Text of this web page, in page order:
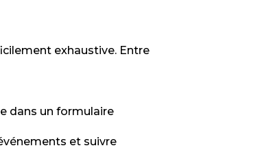
exhaustive. Entre
dans un formulaire
et suivre